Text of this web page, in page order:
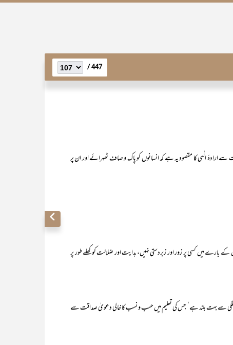
447 /
شریعت سے ارادۂ الٰہی کا مقصود یہ ہے کہ انسانوں کو پاک و صاف ٹھہرائے اور ان پر
دین کے بارے میں کسی پر زور اور زبردستی نہیں، ہدایت اور ضلالت کو کھلے طور پر
ملکی سے بہت بلند ہے‘ جس کی تعلیم میں حسب و نسب کا خالی دعویٰ صداقت سے